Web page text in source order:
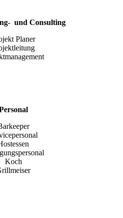
und Consulting
Planer
Koch